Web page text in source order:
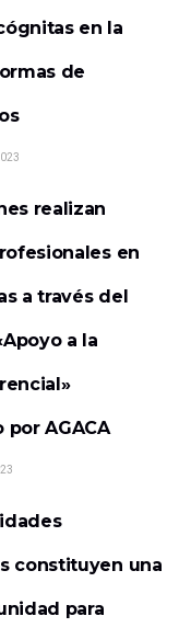
en la
de
realizan
en
a través del
a la
AGACA
constituyen una
para